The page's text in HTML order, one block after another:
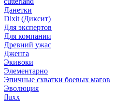
Данетки
Dixit (Диксит)
Для экспертов
Для компании
Древний ужас
Дженга
Экивоки
Элементарно
Эпичные схватки боевых магов
Эволюция
fluxx